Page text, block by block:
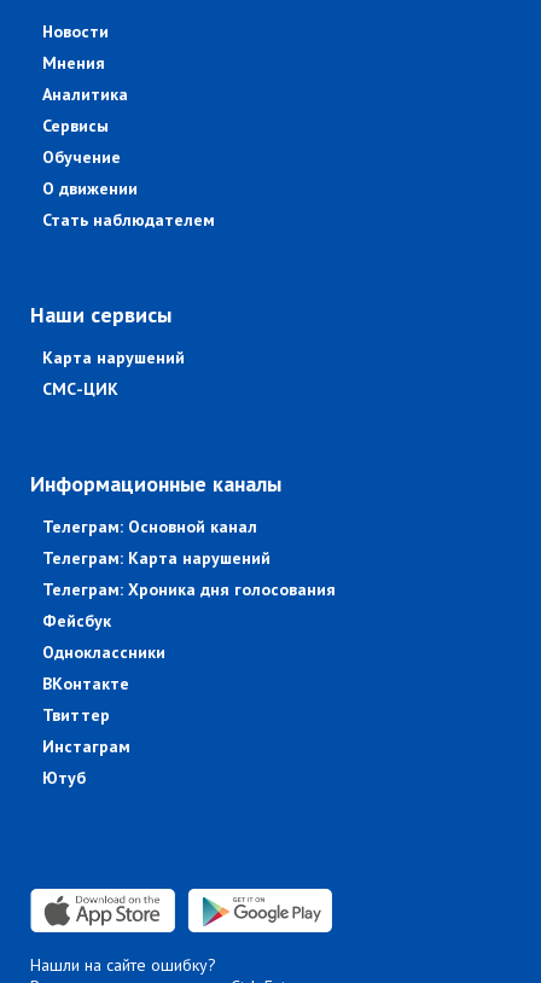
Новости
Мнения
Аналитика
Сервисы
Обучение
О движении
Стать наблюдателем
Наши сервисы
Карта нарушений
СМС-ЦИК
Информационные каналы
Телеграм: Основной канал
Телеграм: Карта нарушений
Телеграм: Хроника дня голосования
Фейсбук
Одноклассники
ВКонтакте
Твиттер
Инстаграм
Ютуб
Нашли на сайте ошибку?